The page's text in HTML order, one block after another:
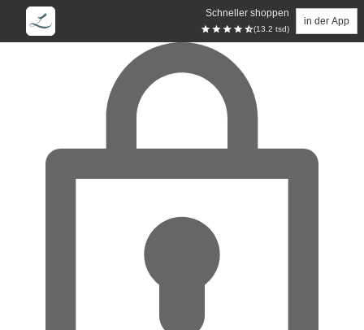
Schneller shoppen
(13.2 tsd)
in der App
Zum Hauptinhalt springen